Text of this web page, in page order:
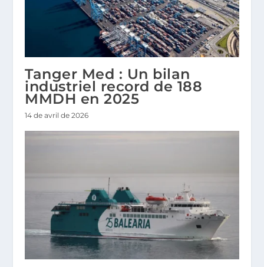
Tanger Med : Un bilan
industriel record de 188
MMDH en 2025
14 de avril de 2026